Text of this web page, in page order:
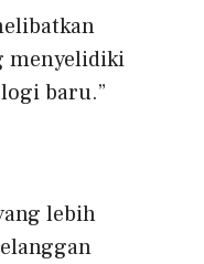
menyelidiki
baru.”
lebih